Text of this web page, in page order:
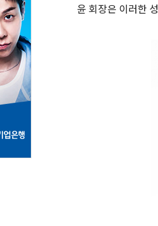
윤 회장은 이러한